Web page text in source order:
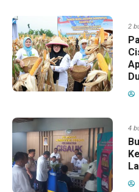
2
4